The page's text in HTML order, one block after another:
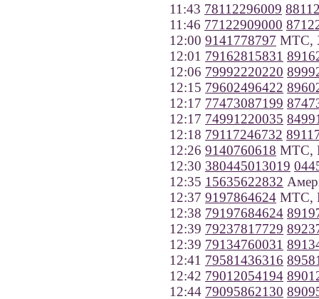
11:43 78112296009
11:46 77122909000
12:00 9141778797 МТС,
12:01 79162815831
12:06 79992220220
12:15 79602496422
12:17 77473087199
12:17 74991220035
12:18 79117246732
12:26 9140760618 МТС,
12:30 380445013019
12:35 15635622832
12:37 9197864624 МТС,
12:38 79197684624
12:39 79237817729
12:39 79134760031
12:41 79581436316
12:42 79012054194
12:44 79095862130